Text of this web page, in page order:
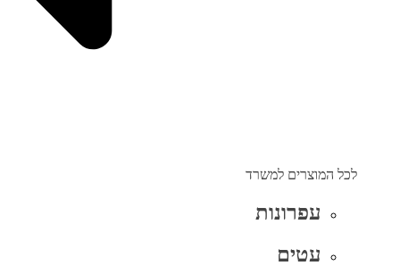
לכל המוצרים למשרד
עפרונות
עטים